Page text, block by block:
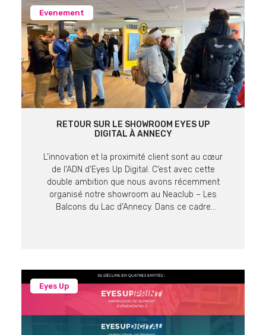
Evenement
RETOUR SUR LE SHOWROOM EYES UP
DIGITAL À ANNECY
L’innovation et la proximité client sont au cœur
de l’ADN d’Eyes Up Digital. C’est avec cette
double ambition que nous avons récemment
organisé notre showroom au Neaclub – Les
Balcons du Lac d’Annecy. Dans ce cadre
Eyes Up